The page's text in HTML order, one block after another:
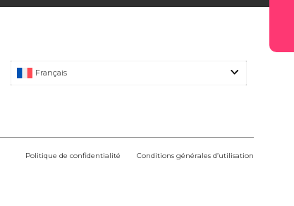
Français
Politique de confidentialité Conditions générales d’utilisation